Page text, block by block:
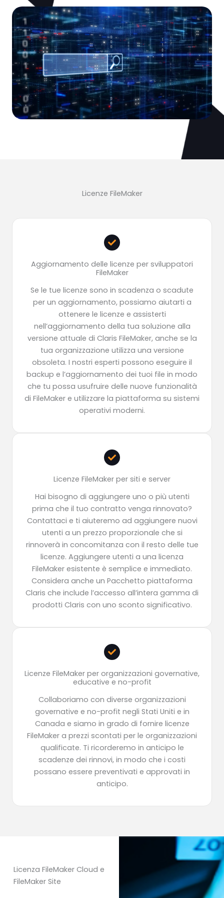
Licenze FileMaker
Aggiornamento delle licenze per sviluppatori
FileMaker
Se le tue licenze sono in scadenza o scadute
per un aggiornamento, possiamo aiutarti a
ottenere le licenze e assisterti
nell’aggiornamento della tua soluzione alla
versione attuale di Claris FileMaker, anche se la
tua organizzazione utilizza una versione
obsoleta. I nostri esperti possono eseguire il
backup e l’aggiornamento dei tuoi file in modo
che tu possa usufruire delle nuove funzionalità
di FileMaker e utilizzare la piattaforma su sistemi
operativi moderni.
Licenze FileMaker per siti e server
Hai bisogno di aggiungere uno o più utenti
prima che il tuo contratto venga rinnovato?
Contattaci e ti aiuteremo ad aggiungere nuovi
utenti a un prezzo proporzionale che si
rinnoverà in concomitanza con il resto delle tue
licenze. Aggiungere utenti a una licenza
FileMaker esistente è semplice e immediato.
Considera anche un Pacchetto piattaforma
Claris che include l’accesso all’intera gamma di
prodotti Claris con uno sconto significativo.
Licenze FileMaker per organizzazioni governative,
educative e no-profit
Collaboriamo con diverse organizzazioni
governative e no-profit negli Stati Uniti e in
Canada e siamo in grado di fornire licenze
FileMaker a prezzi scontati per le organizzazioni
qualificate. Ti ricorderemo in anticipo le
scadenze dei rinnovi, in modo che i costi
possano essere preventivati e approvati in
anticipo.
Licenza FileMaker Cloud e
FileMaker Site